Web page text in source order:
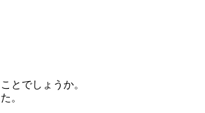
とでしょうか。
。